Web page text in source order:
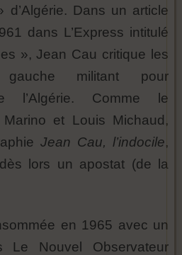
d’Algérie. Dans un article
dans L’Express intitulé
», Jean Cau critique les
militant pour
l’Algérie. Comme le
et Louis Michaud,
Jean Cau, l’indocile,
lors un apostat (de la
en 1965 avec un
Le Nouvel Observateur